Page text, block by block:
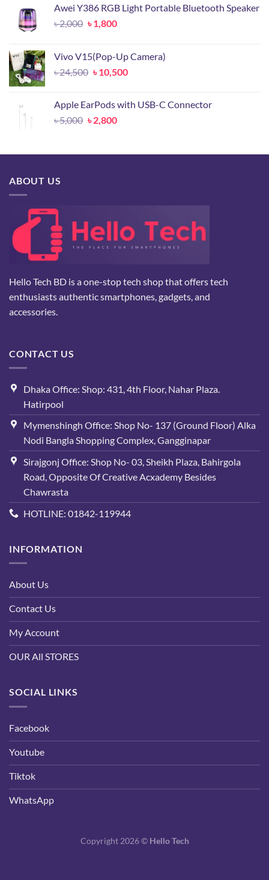
Awei Y386 RGB Light Portable Bluetooth Speaker
৳2,000 Original
৳ 2,000.
৳1,800Current
৳ 1,800.
Vivo V15(Pop-Up Camera)
৳24,500 Original
৳ 24,500.
৳10,500Current
৳ 10,500.
Apple EarPods with USB-C Connector
৳5,000 Original
৳ 5,000.
৳2,800Current
৳ 2,800.
ABOUT US
Hello Tech BD is a one-stop tech shop that offers tech
enthusiasts authentic smartphones, gadgets, and
accessories.
CONTACT US
Dhaka Office: Shop: 431, 4th Floor, Nahar Plaza.
Hatirpool
Mymenshingh Office: Shop No- 137 (Ground Floor) Alka
Nodi Bangla Shopping Complex, Gangginapar
Sirajgonj Office: Shop No- 03, Sheikh Plaza, Bahirgola
Road, Opposite Of Creative Acxademy Besides
Chawrasta
HOTLINE: 01842-119944
INFORMATION
About Us
Contact Us
My Account
OUR All STORES
SOCIAL LINKS
Facebook
Youtube
Tiktok
WhatsApp
Copyright 2026 © Hello Tech